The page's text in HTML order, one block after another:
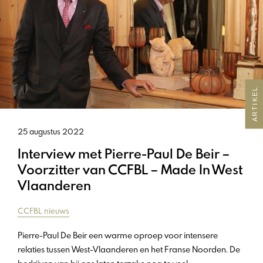
ARTIKEL
25 augustus 2022
Interview met Pierre-Paul De Beir –
Voorzitter van CCFBL – Made In West
Vlaanderen
CCFBL nieuws
Pierre-Paul De Beir een warme oproep voor intensere
relaties tussen West-Vlaanderen en het Franse Noorden. De